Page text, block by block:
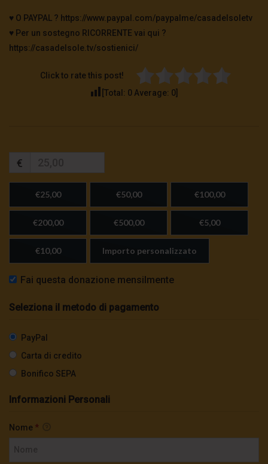
♥️ O PAYPAL ? https://www.paypal.com/paypalme/casadelsoletv
♥️ Per un sostegno RICORRENTE vai qui ?
https://casadelsole.tv/sostienici/
Click to rate this post!
[Total: 0 Average: 0
€
€25,00 €50,00 €100,00
€200,00 €500,00 €5,00
€10,00 Importo personalizzato
Fai questa donazione mensilmente
Seleziona il metodo di pagamento
PayPal
Carta di credito
Bonifico SEPA
Informazioni Personali
Nome *